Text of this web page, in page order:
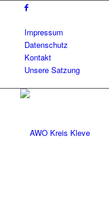
Impressum
Datenschutz
Kontakt
Unsere Satzung